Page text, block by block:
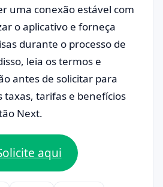
uma conexão estável com
o aplicativo e forneça
durante o processo de
leia os termos e
antes de solicitar para
taxas, tarifas e benefícios
Next.
aqui